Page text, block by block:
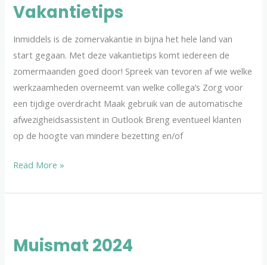
Vakantietips
Inmiddels is de zomervakantie in bijna het hele land van
start gegaan. Met deze vakantietips komt iedereen de
zomermaanden goed door! Spreek van tevoren af wie welke
werkzaamheden overneemt van welke collega’s Zorg voor
een tijdige overdracht Maak gebruik van de automatische
afwezigheidsassistent in Outlook Breng eventueel klanten
op de hoogte van mindere bezetting en/of
Read More »
Muismat 2024